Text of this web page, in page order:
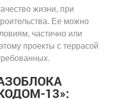
жизни, при
Ее можно
частично или
проекты с террасой
13»: